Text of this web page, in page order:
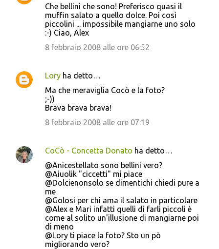
Che bellini che sono! Preferisco quasi il
muffin salato a quello dolce. Poi così
piccolini ... impossibile mangiarne uno solo
:-) Ciao, Alex
8 febbraio 2008 alle ore 06:52
Lory ha detto…
Ma che meraviglia Cocò e la foto?
;-))
Brava brava brava!
8 febbraio 2008 alle ore 07:19
CoCò - Concetta Donato ha detto…
@Anicestellato sono bellini vero?
@Aiuolik "ciccetti" mi piace
@Dolcienonsolo se dimentichi chiedi pure a
me
@Golosi per chi ama il salato in particolare
@Alex e Mari infatti quelli di farli piccoli è
come al solito un'illusione di mangiarne poi
di meno
@Lory ti piace la foto? Sto un pò
migliorando vero?